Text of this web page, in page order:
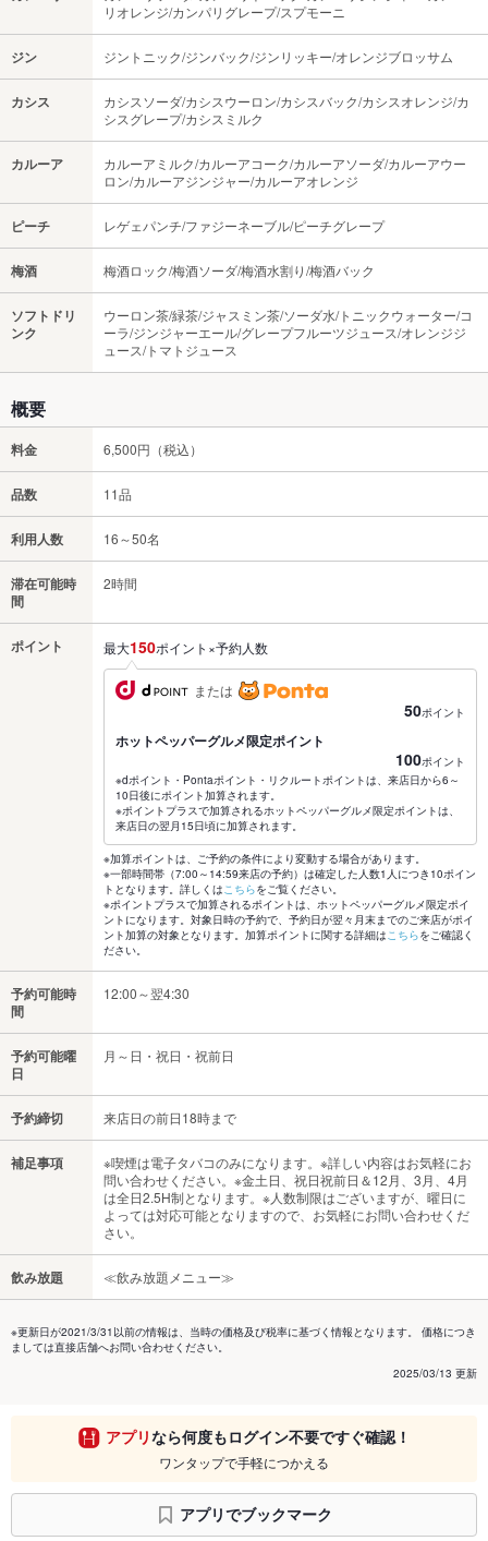
リオレンジ/カンパリグレープ/スプモーニ
ジン ジントニック/ジンバック/ジンリッキー/オレンジブロッサム
カシス
カシスソーダ/カシスウーロン/カシスバック/カシスオレンジ/カ
シスグレープ/カシスミルク
カルーア
カルーアミルク/カルーアコーク/カルーアソーダ/カルーアウー
ロン/カルーアジンジャー/カルーアオレンジ
ピーチ レゲェパンチ/ファジーネーブル/ピーチグレープ
梅酒 梅酒ロック/梅酒ソーダ/梅酒水割り/梅酒バック
ソフトドリ
ンク
ウーロン茶/緑茶/ジャスミン茶/ソーダ水/トニックウォーター/コ
ーラ/ジンジャーエール/グレープフルーツジュース/オレンジジ
ュース/トマトジュース
概要
料金 6,500円（税込）
品数 11品
利用人数 16～50名
滞在可能時
間
2時間
ポイント 最大150ポイント×予約人数
または
50ポイント
ホットペッパーグルメ限定ポイント
100ポイント
※dポイント・Pontaポイント・リクルートポイントは、来店日から6～
10日後にポイント加算されます。
※ポイントプラスで加算されるホットペッパーグルメ限定ポイントは、
来店日の翌月15日頃に加算されます。
※加算ポイントは、ご予約の条件により変動する場合があります。
※一部時間帯（7:00～14:59来店の予約）は確定した人数1人につき10ポイン
トとなります。詳しくはこちらをご覧ください。
※ポイントプラスで加算されるポイントは、ホットペッパーグルメ限定ポイ
ントになります。対象日時の予約で、予約日が翌々月末までのご来店がポイ
ント加算の対象となります。加算ポイントに関する詳細はこちらをご確認く
ださい。
予約可能時
間
12:00～翌4:30
予約可能曜
日
月～日・祝日・祝前日
予約締切 来店日の前日18時まで
補足事項
※喫煙は電子タバコのみになります。※詳しい内容はお気軽にお
問い合わせください。※金土日、祝日祝前日＆12月、3月、4月
は全日2.5H制となります。※人数制限はございますが、曜日に
よっては対応可能となりますので、お気軽にお問い合わせくだ
さい。
飲み放題 ≪飲み放題メニュー≫
※更新日が2021/3/31以前の情報は、当時の価格及び税率に基づく情報となります。 価格につき
ましては直接店舗へお問い合わせください。
2025/03/13 更新
アプリなら何度もログイン不要ですぐ確認！
ワンタップで手軽につかえる
アプリでブックマーク